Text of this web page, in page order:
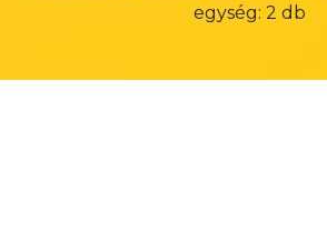
egység: 2 db